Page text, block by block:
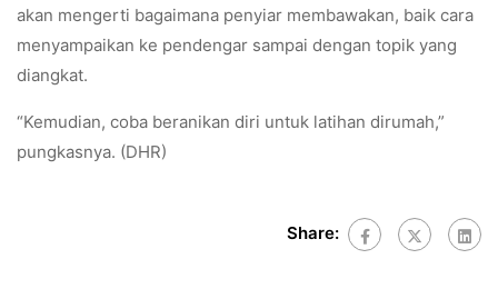
akan mengerti bagaimana penyiar membawakan, baik cara
menyampaikan ke pendengar sampai dengan topik yang
diangkat.
“Kemudian, coba beranikan diri untuk latihan dirumah,”
pungkasnya. (DHR)
Share: